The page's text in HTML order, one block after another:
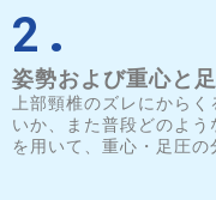
2.
姿勢および重心と
上部頸椎のズレにから
いか、また普段どのよ
を用いて、重心・足圧の